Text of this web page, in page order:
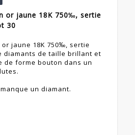
or jaune 18K 750‰, sertie
30
jaune 18K 750‰, sertie
diamants de taille brillant et
de forme bouton dans un
un diamant.